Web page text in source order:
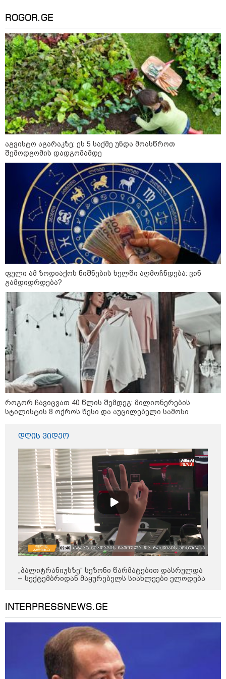
09:12 / 05-08-2026
14 გარდაცვლილი, 22
დაშავებული, მასშტაბური
ხანძარი - რუსეთმა კიევზე
იერიში ბალისტიკური
რაკეტებით მიიტანა
14:13 / 04-08-2026
მორიგი თავდასხმა რუსეთში,
ნავთობგადამამუშავებელ
ქარხანაზე - რა დეტალებია
ცნობილი
კატეგორიის ყველა სიახლე
კატეგორიები
8
აგვისტო
ასტროლოგიური
პროგნოზი
8 აგვისტო ახალ შთაგონებასა და ემოციურ სიახლოვეს
მოიტანს. გაიზრდება ინტერესი შემოქმედებითი საქმიანობისა
და კულტურული ღონისძიებების მიმართ. საღამო
განსაკუთრებით ხელსაყრელია საყვარელ ადამიანებთან
დროის გასატარებლად და თბილი, გულახდილი
აგვისტო აგარაკზე: ეს 5 საქმე
უნდა მოასწროთ შემოდგომის
დადგომამდე
ROGOR.GE
აგვისტო აგარაკზე: ეს 5 საქმე უნდა მოასწროთ
შემოდგომის დადგომამდე
ფული ამ ზოდიაქოს ნიშნების ხელში აღმოჩნდება: ვინ
გამდიდრდება?
როგორ ჩავიცვათ 40 წლის შემდეგ: მილიონერების
სტილისტის 8 ოქროს წესი და აუცილებელი სამოსი
დღის ვიდეო
„პალიტრანიუსზე“ სეზონი წარმატებით დასრულდა
– სექტემბრიდან მაყურებელს სიახლეები ელოდება
INTERPRESSNEWS.GE